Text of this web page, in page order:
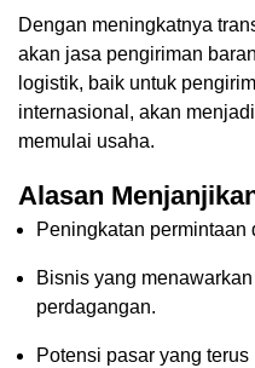
Dengan meningkatnya
akan jasa pengiriman
logistik, baik untuk
internasional, akan
memulai usaha.
Alasan
Peningkatan permintaan
Bisnis yang
perdagangan.
Potensi pasar yang terus